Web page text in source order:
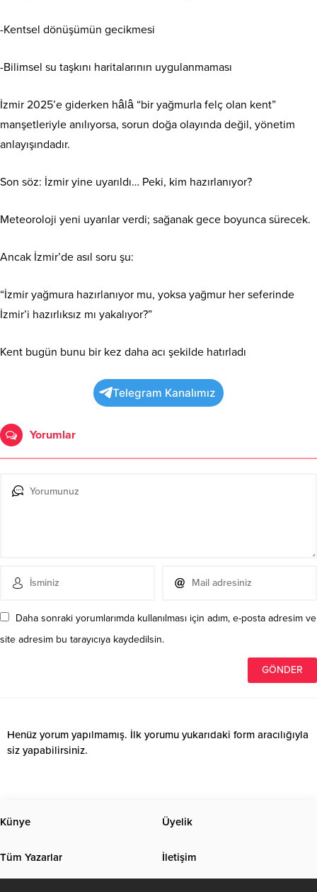
-Kentsel dönüşümün gecikmesi
-Bilimsel su taşkını haritalarının uygulanmaması
İzmir 2025’e giderken hâlâ “bir yağmurla felç olan kent”
manşetleriyle anılıyorsa, sorun doğa olayında değil, yönetim
anlayışındadır.
Son söz: İzmir yine uyarıldı… Peki, kim hazırlanıyor?
Meteoroloji yeni uyarılar verdi; sağanak gece boyunca sürecek.
Ancak İzmir’de asıl soru şu:
“İzmir yağmura hazırlanıyor mu, yoksa yağmur her seferinde
İzmir’i hazırlıksız mı yakalıyor?”
Kent bugün bunu bir kez daha acı şekilde hatırladı
Telegram Kanalımız
Yorumlar
Daha sonraki yorumlarımda kullanılması için adım, e-posta adresim ve
site adresim bu tarayıcıya kaydedilsin.
Henüz yorum yapılmamış. İlk yorumu yukarıdaki form aracılığıyla
siz yapabilirsiniz.
Künye Üyelik
Tüm Yazarlar İletişim